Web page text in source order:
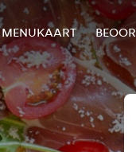
MENUKAART